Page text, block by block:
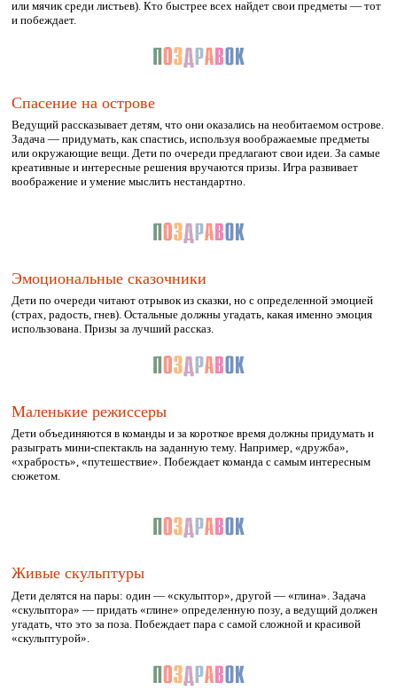
или мячик среди листьев). Кто быстрее всех найдет свои предметы — тот
и побеждает.
Спасение на острове
Ведущий рассказывает детям, что они оказались на необитаемом острове.
Задача — придумать, как спастись, используя воображаемые предметы
или окружающие вещи. Дети по очереди предлагают свои идеи. За самые
креативные и интересные решения вручаются призы. Игра развивает
воображение и умение мыслить нестандартно.
Эмоциональные сказочники
Дети по очереди читают отрывок из сказки, но с определенной эмоцией
(страх, радость, гнев). Остальные должны угадать, какая именно эмоция
использована. Призы за лучший рассказ.
Маленькие режиссеры
Дети объединяются в команды и за короткое время должны придумать и
разыграть мини-спектакль на заданную тему. Например, «дружба»,
«храбрость», «путешествие». Побеждает команда с самым интересным
сюжетом.
Живые скульптуры
Дети делятся на пары: один — «скульптор», другой — «глина». Задача
«скульптора» — придать «глине» определенную позу, а ведущий должен
угадать, что это за поза. Побеждает пара с самой сложной и красивой
«скульптурой».